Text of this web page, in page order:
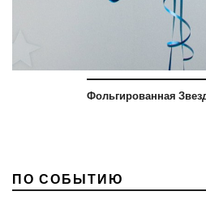
Фольгированная
ПО СОБЫТИЮ